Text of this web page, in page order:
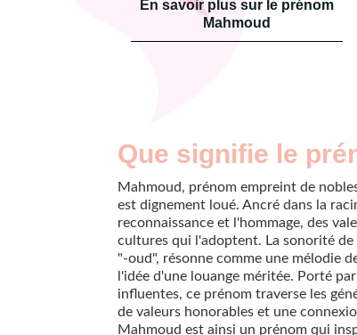
En savoir plus sur le prénom
Mahmoud
Que signifie le
Mahmoud, prénom empreint de
est dignement loué. Ancré dans la
reconnaissance et l'hommage, des
cultures qui l'adoptent. La sonorité
"-oud", résonne comme une mélodie
l'idée d'une louange méritée. Porté
influentes, ce prénom traverse les
de valeurs honorables et une
Mahmoud est ainsi un prénom qui